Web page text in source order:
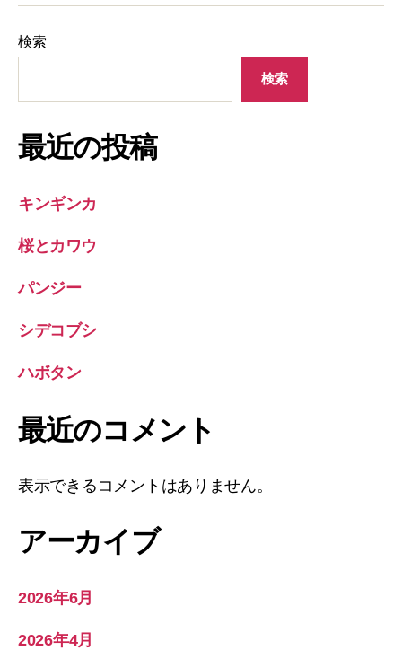
検索
検索
最近の投稿
キンギンカ
桜とカワウ
パンジー
シデコブシ
ハボタン
最近のコメント
表示できるコメントはありません。
アーカイブ
2026年6月
2026年4月